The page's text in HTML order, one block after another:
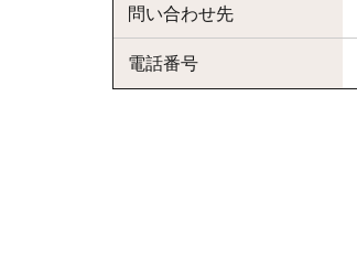
問い合わせ先
電話番号